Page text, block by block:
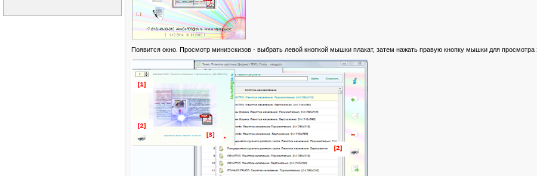
Появится окно. Просмотр миниэскизов - выбрать левой кнопкой мышки плакат, затем нажать правую кнопку мышки для просмотра